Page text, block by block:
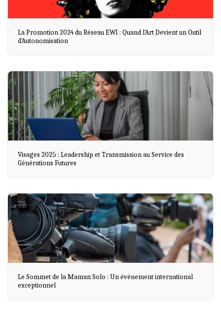
La Promotion 2024 du Réseau EWI : Quand l'Art Devient un Outil
d'Autonomisation
Visages 2025 : Leadership et Transmission au Service des
Générations Futures
Le Sommet de la Maman Solo : Un événement international
exceptionnel